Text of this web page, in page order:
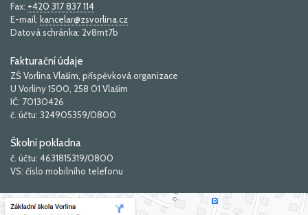
Fax: +420 317 837 114
E-mail: kancelar@zsvorlina.cz
Datová schránka: 2v8mt7b
Fakturační údaje
ZŠ Vorlina Vlašim, příspěvková organizace
U Vorliny 1500, 258 01 Vlašim
IČ: 70130426
č. účtu: 324905359/0800
Školní pokladna
č. účtu: 4631815319/0800
VS: číslo mobilního telefonu